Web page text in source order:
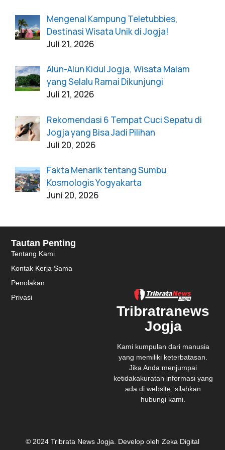
Mengenal Kampung Teletubbies,
Destinasi Wisata Unik di Jogja!
Juli 21, 2026
Alun-Alun Kidul Jogja, Wisata Malam
yang Selalu Ramai Dikunjungi
Juli 21, 2026
Rekomendasi 6 Tempat Cuci Sepatu di
Jogja yang Bisa Jadi Pilihan
Juli 20, 2026
Fakta Menarik tentang Sumbu
Kosmologis Yogyakarta
Juni 20, 2026
Tribratranews
Jogja
Kami kumpulan dari manusia
yang memiliki keterbatasan.
Jika Anda menjumpai
ketidakakuratan informasi yang
ada di website, silahkan
hubungi kami.
Tautan Penting
Tentang Kami
Kontak Kerja Sama
Penolakan
Privasi
© 2024 Tribrata News Jogja. Develop oleh Zeka Digital